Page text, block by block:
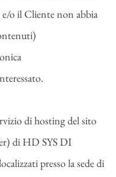
o il Cliente non abbia
di hosting del sito
di HD SYS DI
presso la sede di